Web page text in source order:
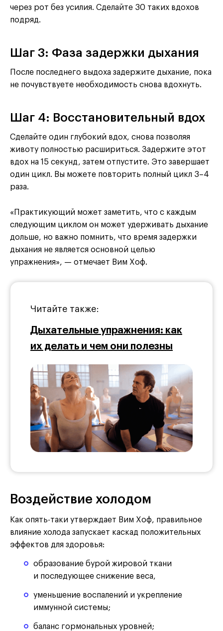
через рот без усилия. Сделайте 30 таких вдохов
подряд.
Шаг 3: Фаза задержки дыхания
После последнего выдоха задержите дыхание, пока
не почувствуете необходимость снова вдохнуть.
Шаг 4: Восстановительный вдох
Сделайте один глубокий вдох, снова позволяя
животу полностью расшириться. Задержите этот
вдох на 15 секунд, затем отпустите. Это завершает
один цикл. Вы можете повторить полный цикл 3–4
раза.
«Практикующий может заметить, что с каждым
следующим циклом он может удерживать дыхание
дольше, но важно помнить, что время задержки
дыхания не является основной целью
упражнения», — отмечает Вим Хоф.
Читайте также:
Дыхательные упражнения: как
их делать и чем они полезны
Воздействие холодом
Как опять-таки утверждает Вим Хоф, правильное
влияние холода запускает каскад положительных
эффектов для здоровья:
образование бурой жировой ткани
и последующее снижение веса,
уменьшение воспалений и укрепление
иммунной системы;
баланс гормональных уровней;